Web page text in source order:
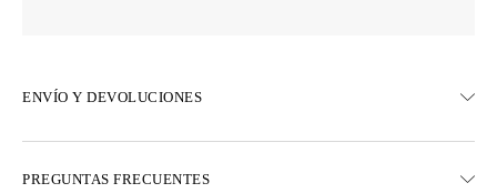
ENVÍO Y DEVOLUCIONES
PREGUNTAS FRECUENTES